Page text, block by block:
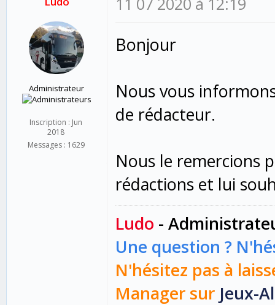
Administrateur
Inscription : Jun
2018
Messages : 1629
Bonjour
Nous vous
de rédacteur.
Nous le remercions
rédactions et lui
Ludo -
Une question ?
N'hésitez pas à
Manager sur Jeux-